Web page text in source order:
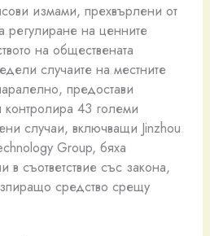
измами, прехвърлени от
регулиране на ценните
на обществената
случаите на местните
предостави
43 големи
случаи, включващи Jinzhou
Group, бяха
в съответствие със закона,
средство срещу